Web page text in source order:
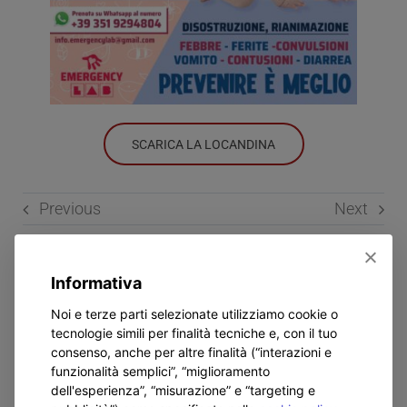
SCARICA LA LOCANDINA
Previous Next
Related Posts
Informativa
Noi e terze parti selezionate utilizziamo cookie o
tecnologie simili per finalità tecniche e, con il tuo
consenso, anche per altre finalità (“interazioni e
funzionalità semplici”, “miglioramento
dell'esperienza”, “misurazione” e “targeting e